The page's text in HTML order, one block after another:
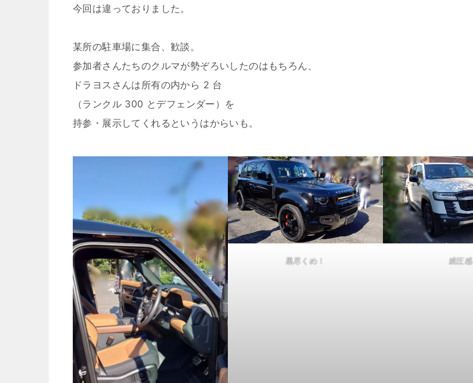
今回は違っておりました。
某所の駐車場に集合、歓談。
参加者さんたちのクルマが勢ぞろいしたのはもちろん、
ドラヨスさんは所有の内から 2 台
（ランクル 300 とデフェンダー）を
持参・展示してくれるというはからいも。
黒尽くめ！ 威圧感